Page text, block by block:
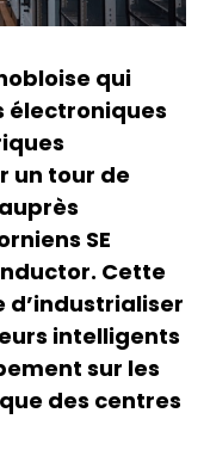
qui
électroniques
un tour de
SE
Cette
intelligents
sur les
des centres